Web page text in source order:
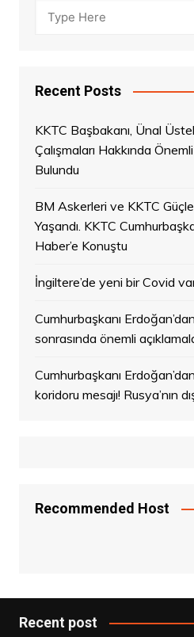
Recent Posts
KKTC Başbakanı, Ünal
Çalışmaları Hakkında
Bulundu
BM Askerleri ve KKTC
Yaşandı. KKTC
Haber’e Konuştu
İngiltere’de yeni bir Covid
Cumhurbaşkanı
sonrasında önemli
Cumhurbaşkanı
koridoru mesajı! Rusya’nın
Recommended Host
Recent post